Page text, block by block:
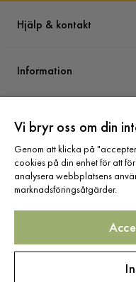
Hjälp & kontakt
Information
Sortiment
Följ
Vi bryr oss om din
Genom att klicka på
cookies på din enhet för att
analysera webbplatsens
marknadsföringsåtgärder.